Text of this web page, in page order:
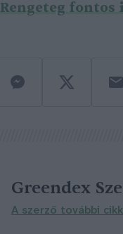
Rengeteg fontos
Greendex
A szerző további